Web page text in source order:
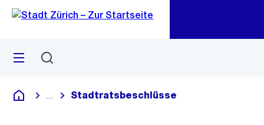
Navigation
Sprunglink
Menü
Deutsch
Blende alle Breadcrumbs ein
Stadtratsbeschlüsse